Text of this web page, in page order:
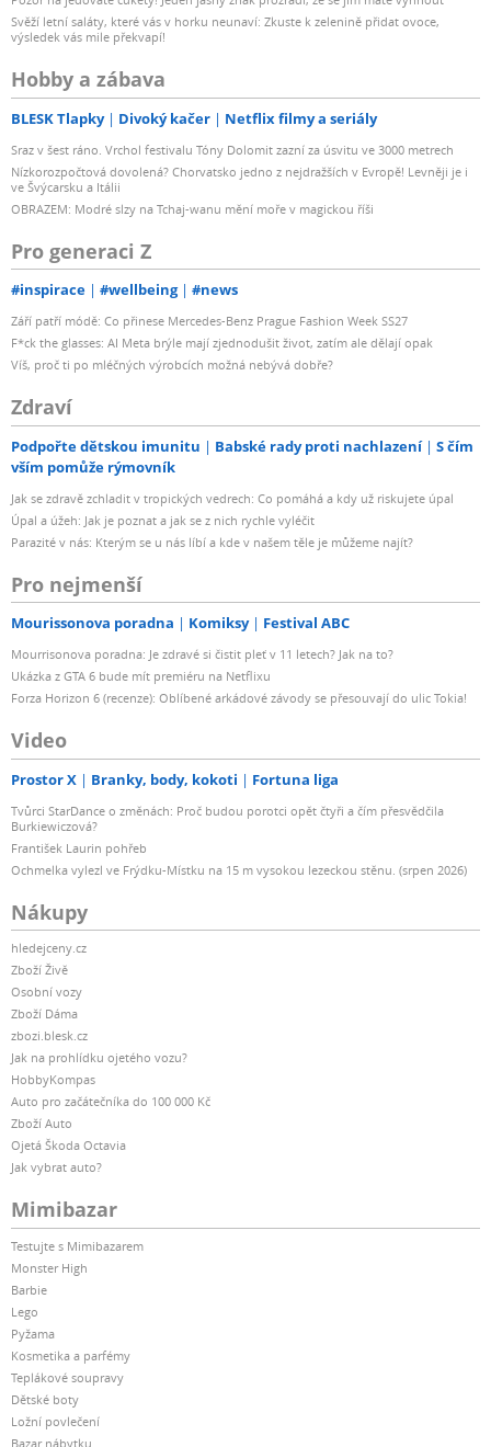
Svěží letní saláty, které vás v horku neunaví: Zkuste k zelenině přidat ovoce,
výsledek vás mile překvapí!
Hobby a zábava
BLESK Tlapky Divoký kačer Netflix filmy a seriály
Sraz v šest ráno. Vrchol festivalu Tóny Dolomit zazní za úsvitu ve 3000 metrech
Nízkorozpočtová dovolená? Chorvatsko jedno z nejdražších v Evropě! Levněji je i
ve Švýcarsku a Itálii
OBRAZEM: Modré slzy na Tchaj-wanu mění moře v magickou říši
Pro generaci Z
#inspirace #wellbeing #news
Září patří módě: Co přinese Mercedes-Benz Prague Fashion Week SS27
F*ck the glasses: AI Meta brýle mají zjednodušit život, zatím ale dělají opak
Víš, proč ti po mléčných výrobcích možná nebývá dobře?
Zdraví
Podpořte dětskou imunitu Babské rady proti nachlazení
S čím
vším pomůže rýmovník
Jak se zdravě zchladit v tropických vedrech: Co pomáhá a kdy už riskujete úpal
Úpal a úžeh: Jak je poznat a jak se z nich rychle vyléčit
Parazité v nás: Kterým se u nás líbí a kde v našem těle je můžeme najít?
Pro nejmenší
Mourissonova poradna Komiksy Festival ABC
Mourrisonova poradna: Je zdravé si čistit pleť v 11 letech? Jak na to?
Ukázka z GTA 6 bude mít premiéru na Netflixu
Forza Horizon 6 (recenze): Oblíbené arkádové závody se přesouvají do ulic Tokia!
Video
Prostor X Branky, body, kokoti Fortuna liga
Tvůrci StarDance o změnách: Proč budou porotci opět čtyři a čím přesvědčila
Burkiewiczová?
František Laurin pohřeb
Ochmelka vylezl ve Frýdku-Místku na 15 m vysokou lezeckou stěnu. (srpen 2026)
Nákupy
hledejceny.cz
Zboží Živě
Osobní vozy
Zboží Dáma
zbozi.blesk.cz
Jak na prohlídku ojetého vozu?
HobbyKompas
Auto pro začátečníka do 100 000 Kč
Zboží Auto
Ojetá Škoda Octavia
Jak vybrat auto?
Mimibazar
Testujte s Mimibazarem
Monster High
Barbie
Lego
Pyžama
Kosmetika a parfémy
Teplákové soupravy
Dětské boty
Ložní povlečení
Bazar nábytku